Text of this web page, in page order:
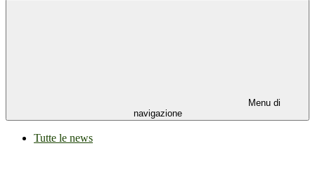
Menu di
navigazione
Tutte le news